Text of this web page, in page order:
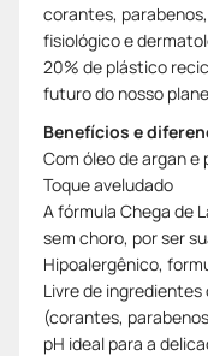
corantes,
fisiológico e
20% de plástico
futuro do nosso
Benefícios e
Com óleo de argan e
Toque aveludado
A fórmula Chega de
sem choro, por ser
Hipoalergênico,
Livre de
(corantes,
pH ideal para a